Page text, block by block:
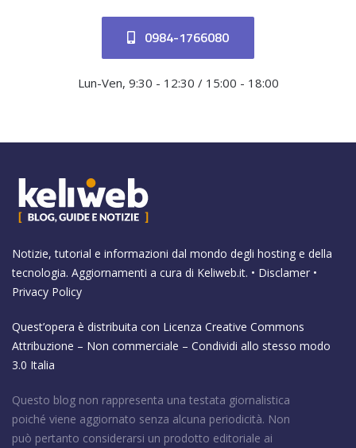
0984-1766080
Lun-Ven, 9:30 - 12:30 / 15:00 - 18:00
Notizie, tutorial e informazioni dal mondo degli hosting e della
tecnologia. Aggiornamenti a cura di Keliweb.it. • Disclamer •
Privacy Policy
Quest’opera è distribuita con Licenza Creative Commons
Attribuzione – Non commerciale – Condividi allo stesso modo
3.0 Italia
Questo blog non rappresenta una testata giornalistica
poiché viene aggiornato senza alcuna periodicità. Non
può pertanto considerarsi un prodotto editoriale ai